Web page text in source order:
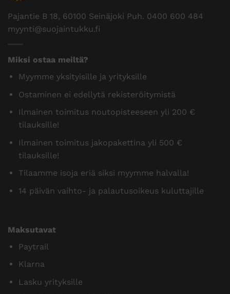
Pajantie B 18, 60100 Seinäjoki Puh. 0400 600 484
myynti@suojaintukku.fi
Miksi ostaa meiltä?
Myymme yksityisille ja yrityksille
Ostaminen ei edellytä rekisteröitymistä
Ilmainen toimitus noutopisteeseen yli 200 €
tilauksille!
Ilmainen toimitus jakopakettina yli 500 €
tilauksille!
Tilaamme isoja eriä siksi myymme halvalla!
14 päivän vaihto- ja palautusoikeus kuluttajille
Maksutavat
Paytrail
Klarna
Lasku yrityksille